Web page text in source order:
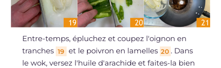
Entre-temps, épluchez et coupez l'oignon en
tranches 19 et le poivron en lamelles 20 . Dans
le wok, versez l'huile d'arachide et faites-la bien